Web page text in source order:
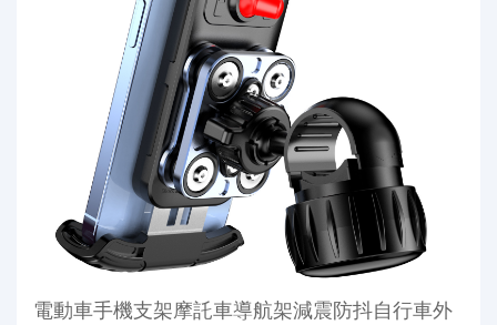
電動車手機支架摩託車導航架減震防抖自行車外